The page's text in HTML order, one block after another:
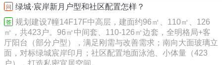
问 绿城·宸岸新月户型和社区配置怎样？
答
规划建设7幢14F17F中高层，建面约96㎡、110㎡、126
㎡，共423户。96㎡中间套、110-126㎡边套，全明格局+客
厅阳台（部分户型），满足刚需与改善需求；南向大面玻璃立
面，对标绿城宸岸印月；社区配置地面泳池、小体量（423